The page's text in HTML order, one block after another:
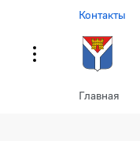
Контакты
Главная